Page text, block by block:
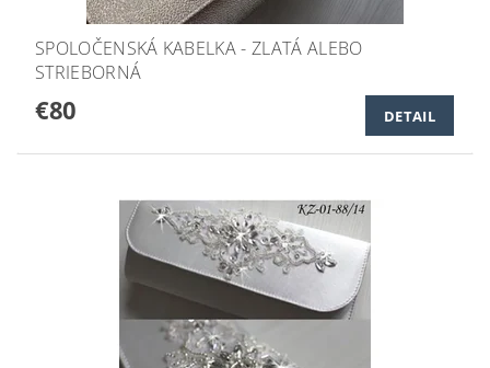
SPOLOČENSKÁ KABELKA - ZLATÁ ALEBO
STRIEBORNÁ
€80 DETAIL